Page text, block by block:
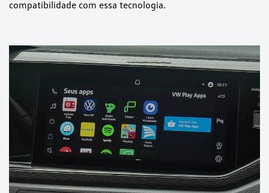
compatibilidade com essa tecnologia.